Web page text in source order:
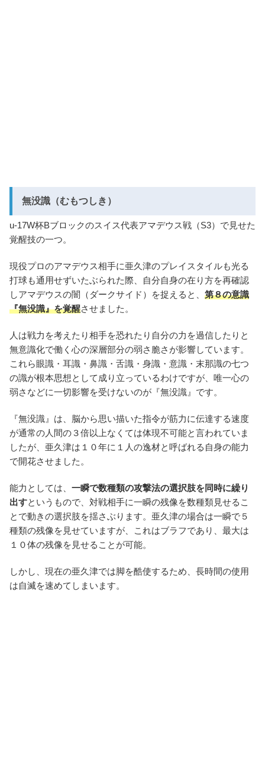
無没識（むもつしき）
u-17W杯Bブロックのスイス代表アマデウス戦（S3）で見せた
覚醒技の一つ。
現役プロのアマデウス相手に亜久津のプレイスタイルも光る
打球も通用せずいたぶられた際、自分自身の在り方を再確認
しアマデウスの闇（ダークサイド）を捉えると、 第８の意識
『無没識』を覚醒させました。
人は戦力を考えたり相手を恐れたり自分の力を過信したりと
無意識化で働く心の深層部分の弱さ脆さが影響しています。
これら眼識・耳識・鼻識・舌識・身識・意識・末那識の七つ
の識が根本思想として成り立っているわけですが、唯一心の
弱さなどに一切影響を受けないのが『無没識』です。
『無没識』は、脳から思い描いた指令が筋力に伝達する速度
が通常の人間の３倍以上なくては体現不可能と言われていま
したが、亜久津は１０年に１人の逸材と呼ばれる自身の能力
で開花させました。
能力としては、 一瞬で数種類の攻撃法の選択肢を同時に繰り
出すというもので、対戦相手に一瞬の残像を数種類見せるこ
とで動きの選択肢を揺さぶります。亜久津の場合は一瞬で５
種類の残像を見せていますが、これはブラフであり、最大は
１０体の残像を見せることが可能。
しかし、現在の亜久津では脚を酷使するため、長時間の使用
は自滅を速めてしまいます。